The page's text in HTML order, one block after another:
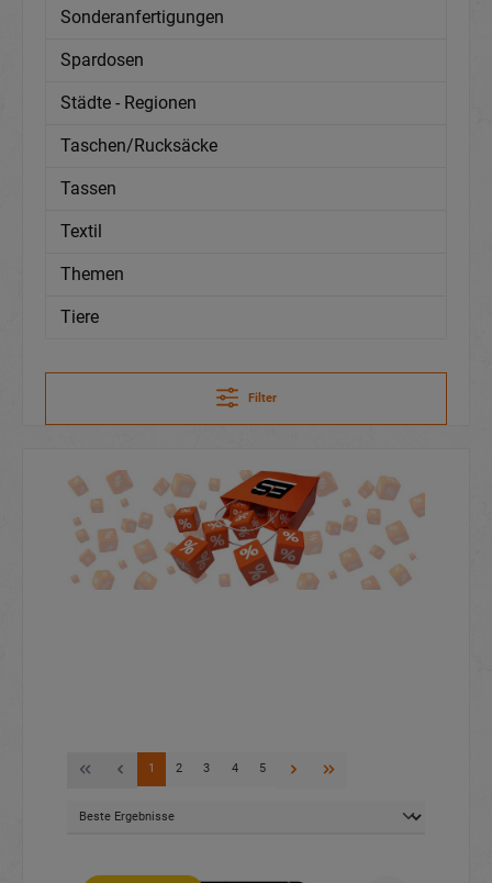
Sonderanfertigungen
Spardosen
Städte - Regionen
Taschen/Rucksäcke
Tassen
Textil
Themen
Tiere
Filter
1 2 3 4 5